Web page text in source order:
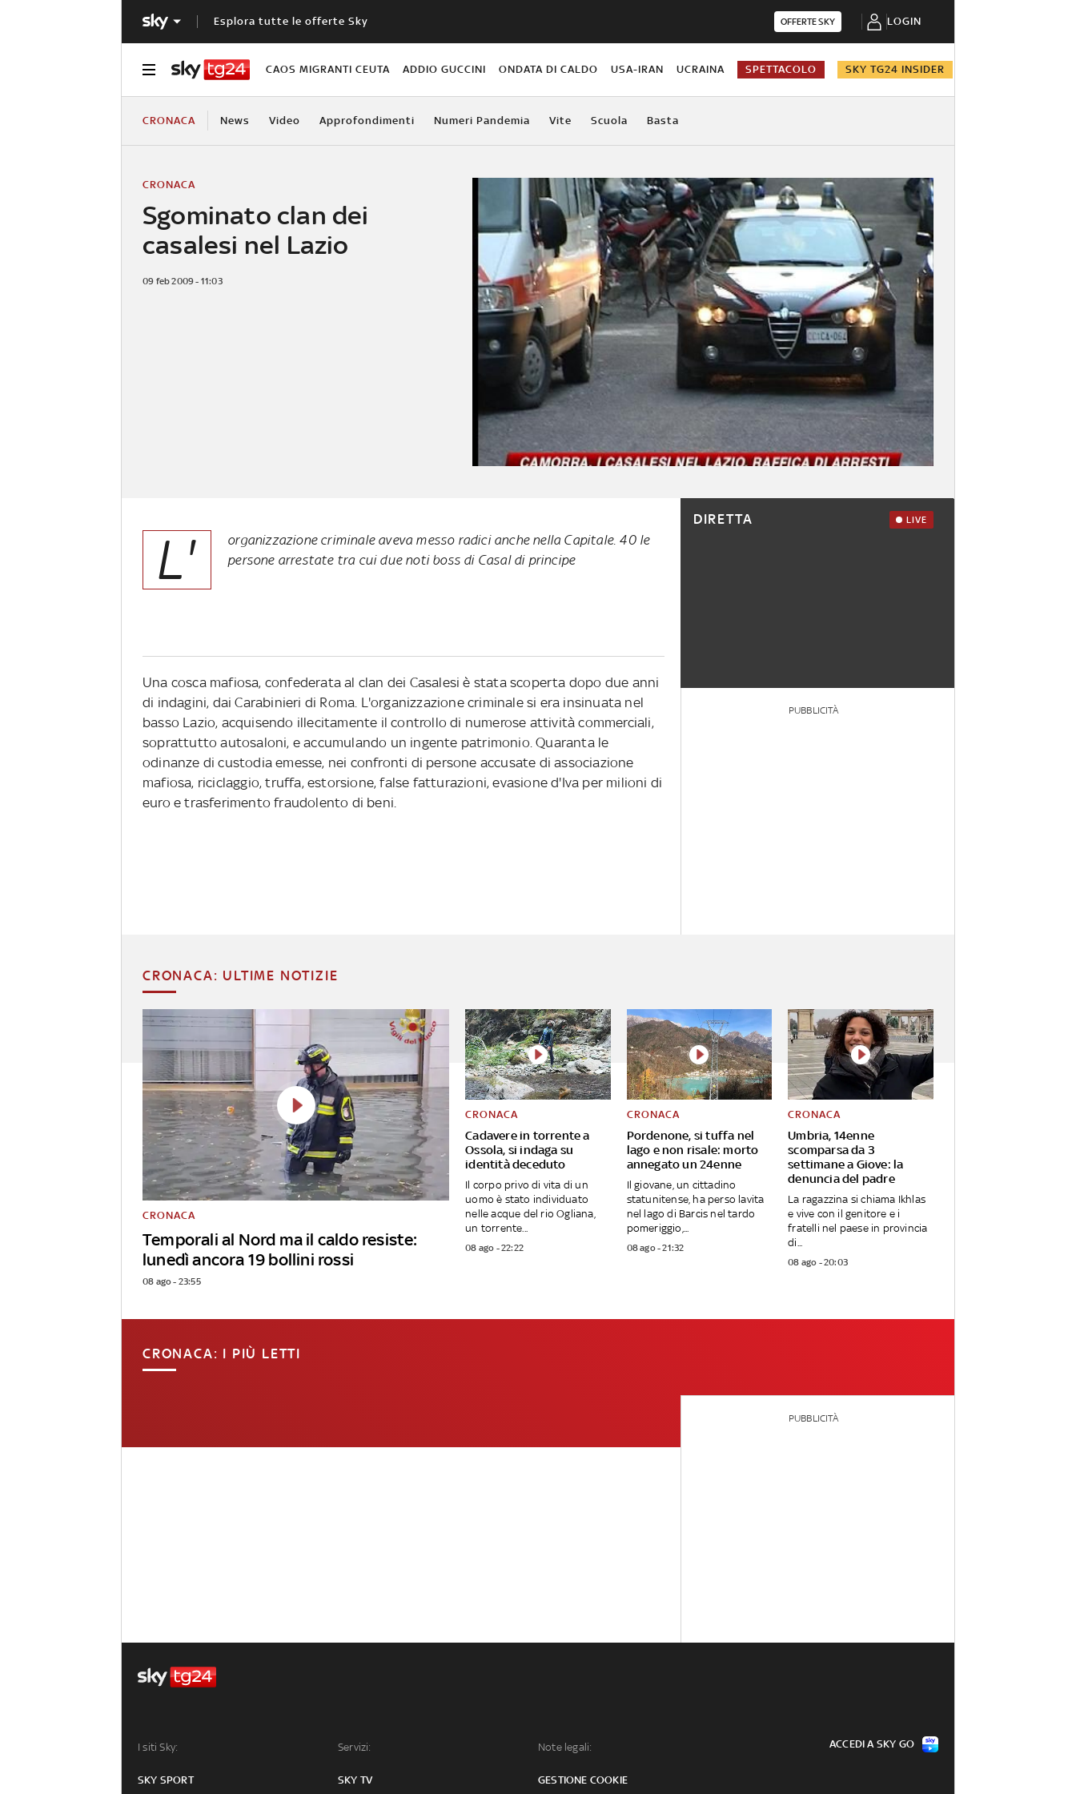
Esplora tutte le offerte Sky OFFERTE SKY LOGIN
CAOS MIGRANTI CEUTA ADDIO GUCCINI ONDATA DI CALDO USA-IRAN UCRAINA SPETTACOLO SKY TG24 INSIDER
CRONACA News Video Approfondimenti Numeri Pandemia Vite Scuola Basta
Sgominato clan dei
casalesi nel Lazio
CRONACA
09 feb 2009 - 11:03
L'
organizzazione criminale aveva messo radici anche nella Capitale. 40 le
persone arrestate tra cui due noti boss di Casal di principe
Una cosca mafiosa, confederata al clan dei Casalesi è stata scoperta dopo due anni
di indagini, dai Carabinieri di Roma. L'organizzazione criminale si era insinuata nel
basso Lazio, acquisendo illecitamente il controllo di numerose attività commerciali,
soprattutto autosaloni, e accumulando un ingente patrimonio. Quaranta le
odinanze di custodia emesse, nei confronti di persone accusate di associazione
mafiosa, riciclaggio, truffa, estorsione, false fatturazioni, evasione d'Iva per milioni di
euro e trasferimento fraudolento di beni.
DIRETTA LIVE
PUBBLICITÀ
CRONACA: ULTIME NOTIZIE
Temporali al Nord ma il caldo resiste:
lunedì ancora 19 bollini rossi
CRONACA
08 ago - 23:55
Cadavere in torrente a
Ossola, si indaga su
identità deceduto
CRONACA
Il corpo privo di vita di un
uomo è stato individuato
nelle acque del rio Ogliana,
un torrente...
08 ago - 22:22
Pordenone, si tuffa nel
lago e non risale: morto
annegato un 24enne
CRONACA
Il giovane, un cittadino
statunitense, ha perso lavita
nel lago di Barcis nel tardo
pomeriggio,...
08 ago - 21:32
Umbria, 14enne
scomparsa da 3
settimane a Giove: la
denuncia del padre
CRONACA
La ragazzina si chiama Ikhlas
e vive con il genitore e i
fratelli nel paese in provincia
di...
08 ago - 20:03
CRONACA: I PIÙ LETTI
PUBBLICITÀ
I siti Sky:
SKY SPORT
Servizi:
SKY TV
Note legali:
GESTIONE COOKIE
ACCEDI A SKY GO